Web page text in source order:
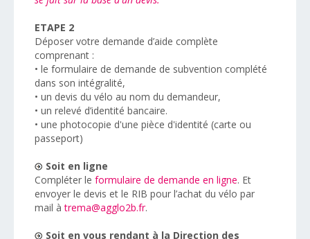
ETAPE 2
Déposer votre demande d’aide complète
comprenant :
• le formulaire de demande de subvention complété
dans son intégralité,
• un devis du vélo au nom du demandeur,
• un relevé d’identité bancaire.
• une photocopie d'une pièce d'identité (carte ou
passeport)
Soit en ligne
Compléter le formulaire de demande en ligne. Et
envoyer le devis et le RIB pour l’achat du vélo par
mail àtrema@agglo2b.fr.
Soit en vous rendant à la Direction des